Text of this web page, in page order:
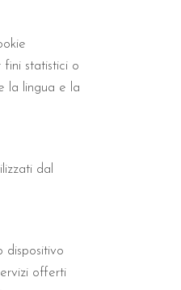
statistici o
la lingua e la
dal
dispositivo
offerti